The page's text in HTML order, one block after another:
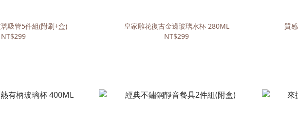
吸管5件組(附刷+盒)
NT$299
皇家雕花復古金邊玻璃水杯 280ML
NT$299
質